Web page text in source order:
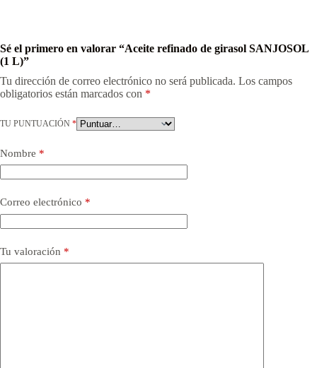
Sé el primero en valorar “Aceite refinado de girasol SANJOSOL
(1 L)”
Tu dirección de correo electrónico no será publicada. Los campos
obligatorios están marcados con *
TU PUNTUACIÓN *
Nombre *
Correo electrónico *
Tu valoración *